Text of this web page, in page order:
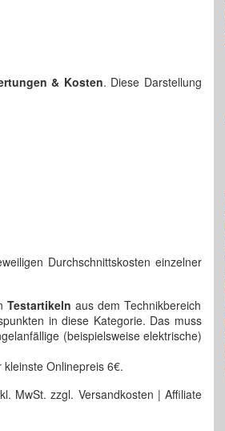
& Kosten. Diese Darstellung
Durchschnittskosten einzelner
Testartikeln aus dem Technikbereich
in diese Kategorie. Das muss
(beispielsweise elektrische)
Onlinepreis 6€.
MwSt. zzgl. Versandkosten | Affiliate